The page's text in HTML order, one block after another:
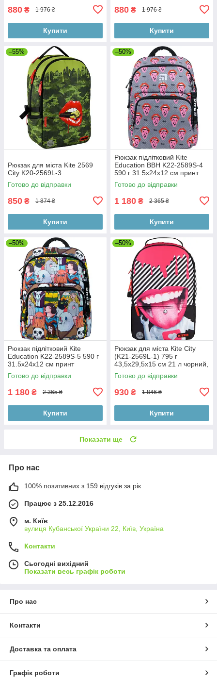
880 ₴ 1 976 ₴
Купити
880 ₴ 1 976 ₴
Купити
–55%
Рюкзак для міста Kite 2569
City K20-2569L-3
Готово до відправки
850 ₴ 1 874 ₴
Купити
–50%
Рюкзак підлітковий Kite
Education BBH K22-2589S-4
590 г 31.5x24x12 см принт
Готово до відправки
1 180 ₴ 2 365 ₴
Купити
–50%
Рюкзак підлітковий Kite
Education K22-2589S-5 590 г
31.5x24x12 см принт
Готово до відправки
1 180 ₴ 2 365 ₴
Купити
–50%
Рюкзак для міста Kite City
(K21-2569L-1) 795 г
43,5x29,5x15 см 21 л чорний,
рожевий
Готово до відправки
930 ₴ 1 846 ₴
Купити
Показати ще
Про нас
100% позитивних з 159 відгуків за рік
Працює з 25.12.2016
м. Київ
вулиця Кубанської України 22, Київ, Україна
Контакти
Сьогодні вихідний
Показати весь графік роботи
Про нас
Контакти
Доставка та оплата
Графік роботи